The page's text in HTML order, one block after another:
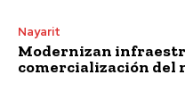
Nayarit
Modernizan
comercialización del